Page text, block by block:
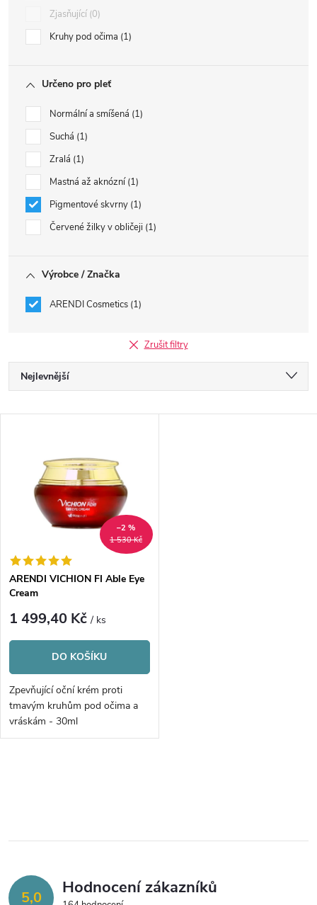
Zjasňující 0
Kruhy pod očima 1
Určeno pro pleť
Normální a smíšená 1
Suchá 1
Zralá 1
Mastná až aknózní 1
Pigmentové skvrny 1
Červené žilky v obličeji 1
Výrobce / Značka
ARENDI Cosmetics 1
Zrušit filtry
Ř
a
í
p
r
o
d
u
ů
Nejlevnější
Abecedně
s
p
r
o
d
u
1 530 Kč
–2 %
ARENDI VICHION FI Able Eye
Cream
1 499,40 Kč/ ks
DO KOŠÍKU
Zpevňující oční krém proti
tmavým kruhům pod očima a
vráskám - 30ml
l
d 5,0 Hodnocení zákazníků